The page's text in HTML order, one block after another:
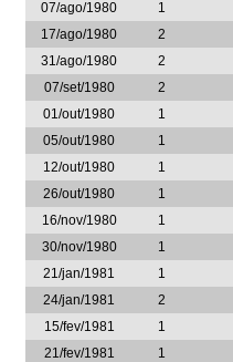
07/ago/1980
1
17/ago/1980
2
31/ago/1980
2
07/set/1980
2
01/out/1980
1
05/out/1980
1
12/out/1980
1
26/out/1980
1
16/nov/1980
1
30/nov/1980
1
21/jan/1981
1
24/jan/1981
2
15/fev/1981
1
21/fev/1981
1